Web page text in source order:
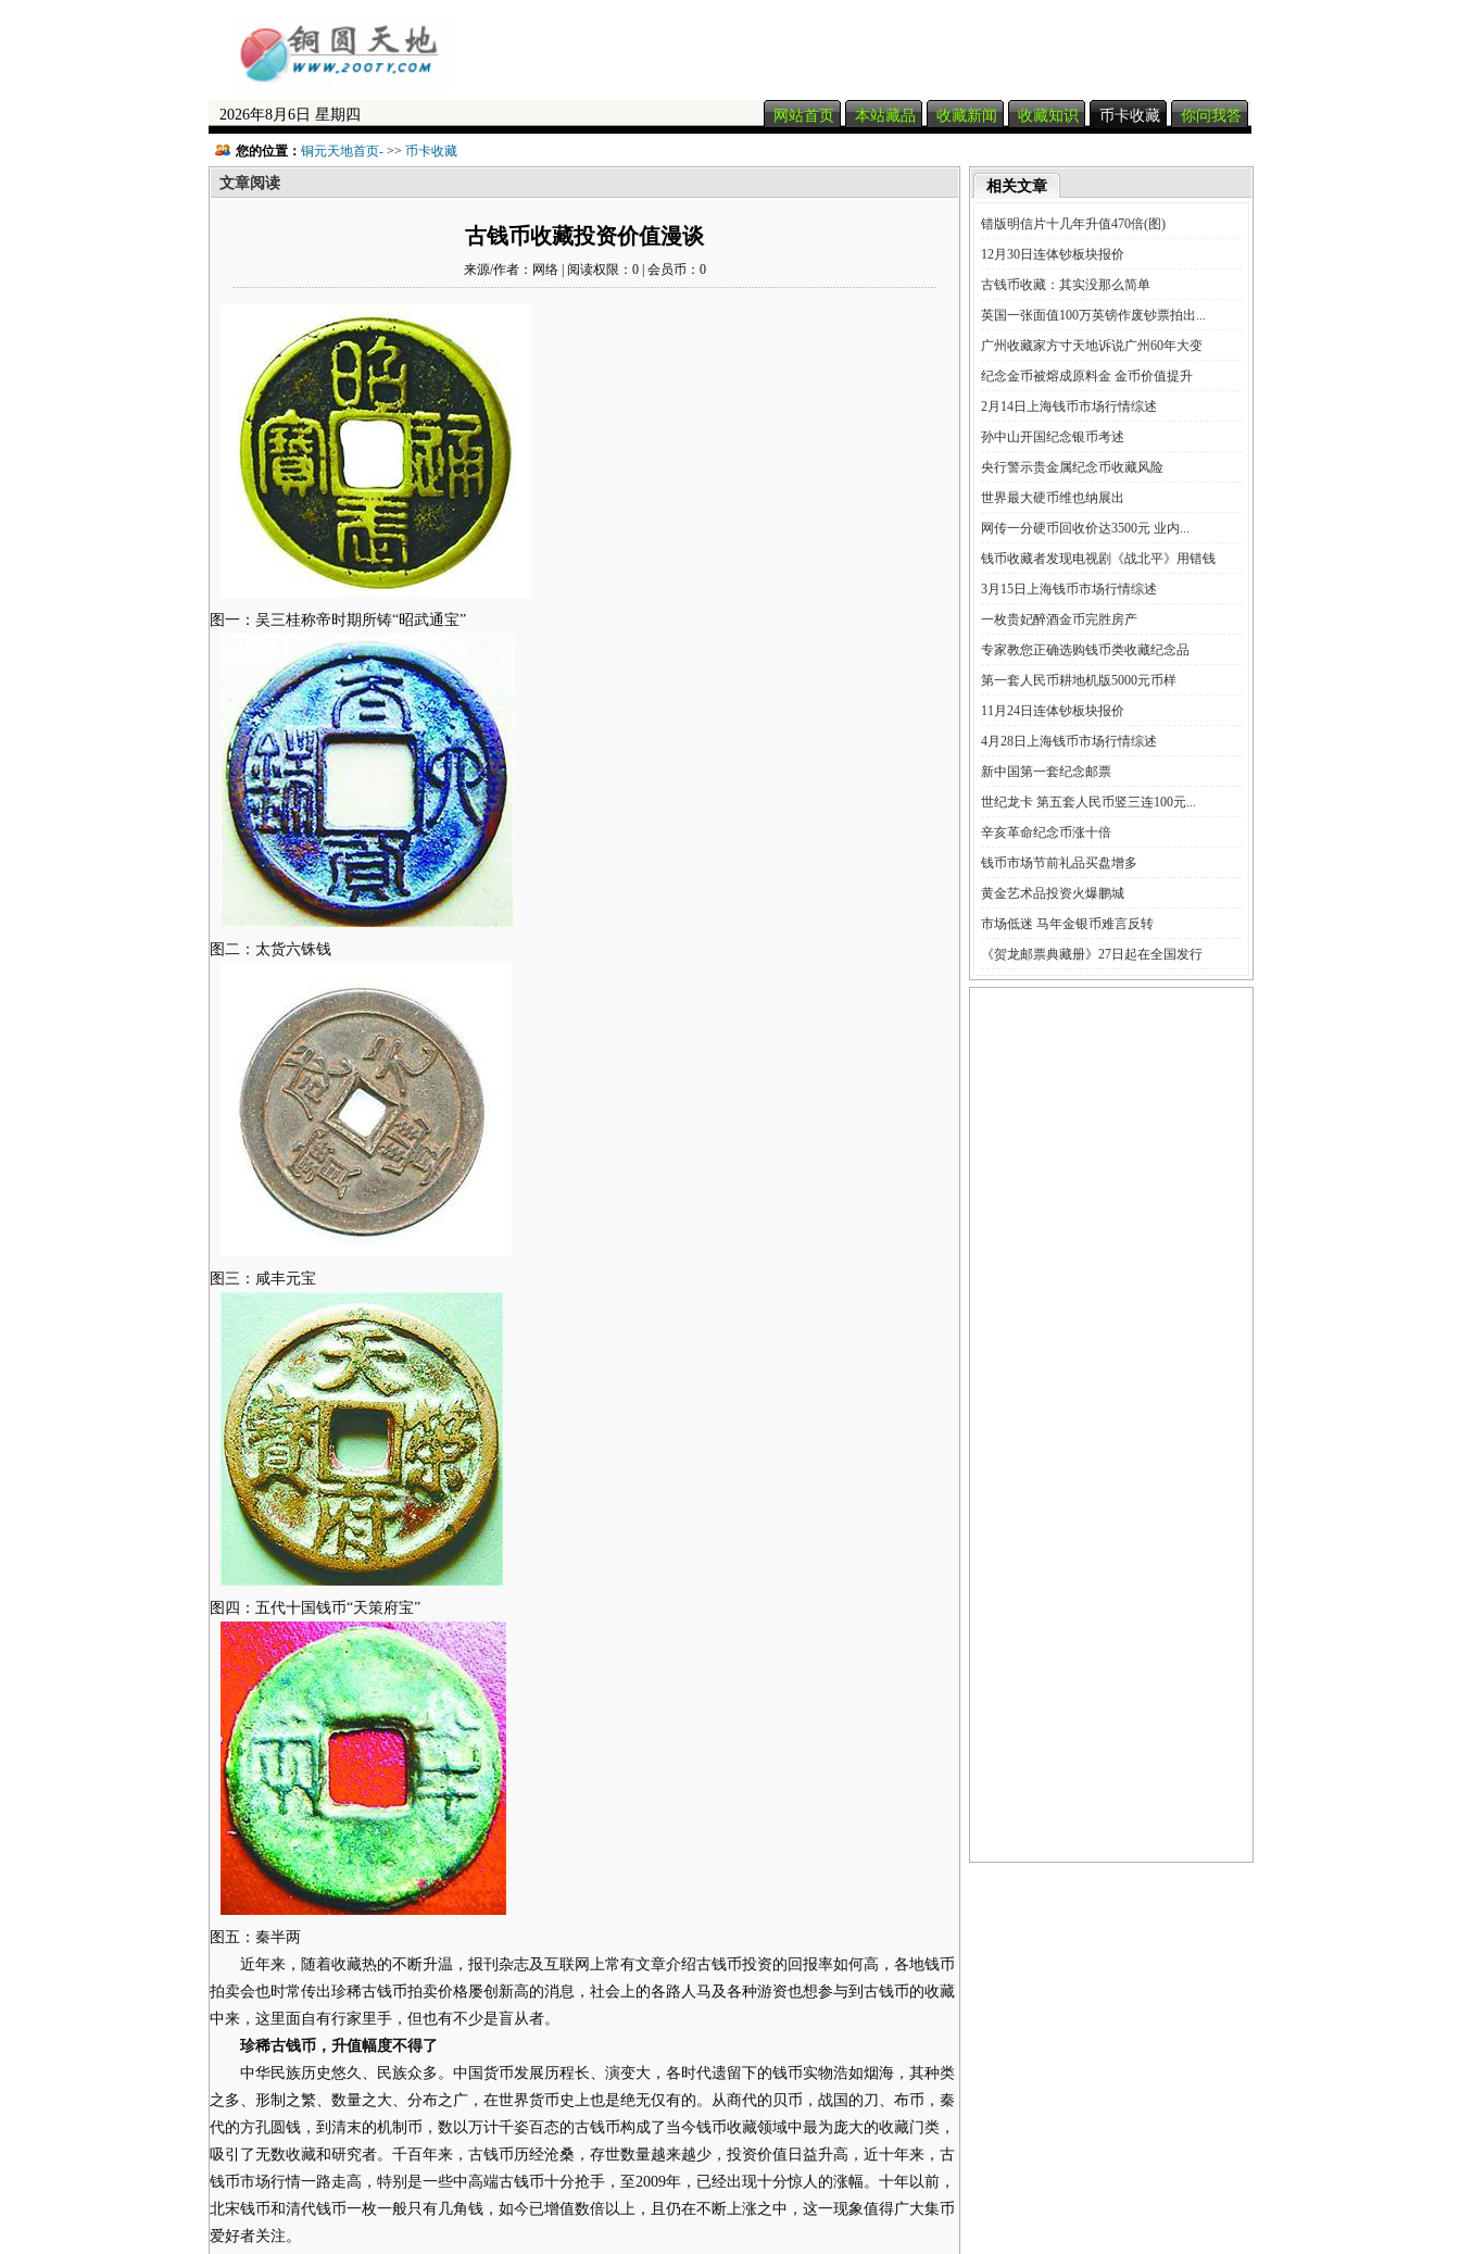
2026年8月6日 星期四 网站首页 本站藏品 收藏新闻 收藏知识 币卡收藏 你问我答
您的位置： 铜元天地首页- >> 币卡收藏
文章阅读
古钱币收藏投资价值漫谈
来源/作者：网络 | 阅读权限：0 | 会员币：0
图一：吴三桂称帝时期所铸“昭武通宝”
图二：太货六铢钱
图三：咸丰元宝
图四：五代十国钱币“天策府宝”
图五：秦半两
近年来，随着收藏热的不断升温，报刊杂志及互联网上常有文章介绍古钱币投资的回报率如何高，各地钱币
拍卖会也时常传出珍稀古钱币拍卖价格屡创新高的消息，社会上的各路人马及各种游资也想参与到古钱币的收藏
中来，这里面自有行家里手，但也有不少是盲从者。
珍稀古钱币，升值幅度不得了
中华民族历史悠久、民族众多。中国货币发展历程长、演变大，各时代遗留下的钱币实物浩如烟海，其种类
之多、形制之繁、数量之大、分布之广，在世界货币史上也是绝无仅有的。从商代的贝币，战国的刀、布币，秦
代的方孔圆钱，到清末的机制币，数以万计千姿百态的古钱币构成了当今钱币收藏领域中最为庞大的收藏门类，
吸引了无数收藏和研究者。千百年来，古钱币历经沧桑，存世数量越来越少，投资价值日益升高，近十年来，古
钱币市场行情一路走高，特别是一些中高端古钱币十分抢手，至2009年，已经出现十分惊人的涨幅。十年以前，
北宋钱币和清代钱币一枚一般只有几角钱，如今已增值数倍以上，且仍在不断上涨之中，这一现象值得广大集币
爱好者关注。
相关文章
错版明信片十几年升值470倍(图)
12月30日连体钞板块报价
古钱币收藏：其实没那么简单
英国一张面值100万英镑作废钞票拍出...
广州收藏家方寸天地诉说广州60年大变
纪念金币被熔成原料金 金币价值提升
2月14日上海钱币市场行情综述
孙中山开国纪念银币考述
央行警示贵金属纪念币收藏风险
世界最大硬币维也纳展出
网传一分硬币回收价达3500元 业内...
钱币收藏者发现电视剧《战北平》用错钱
3月15日上海钱币市场行情综述
一枚贵妃醉酒金币完胜房产
专家教您正确选购钱币类收藏纪念品
第一套人民币耕地机版5000元币样
11月24日连体钞板块报价
4月28日上海钱币市场行情综述
新中国第一套纪念邮票
世纪龙卡 第五套人民币竖三连100元...
辛亥革命纪念币涨十倍
钱币市场节前礼品买盘增多
黄金艺术品投资火爆鹏城
市场低迷 马年金银币难言反转
《贺龙邮票典藏册》27日起在全国发行